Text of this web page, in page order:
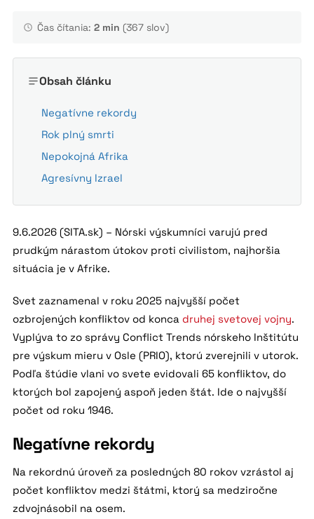
Čas čítania: 2 min (367 slov)
Obsah článku
Negatívne rekordy
Rok plný smrti
Nepokojná Afrika
Agresívny Izrael
9.6.2026 (SITA.sk) – Nórski výskumníci varujú pred
prudkým nárastom útokov proti civilistom, najhoršia
situácia je v Afrike.
Svet zaznamenal v roku 2025 najvyšší počet
ozbrojených konfliktov od konca druhej svetovej vojny.
Vyplýva to zo správy Conflict Trends nórskeho Inštitútu
pre výskum mieru v Osle (PRIO), ktorú zverejnili v utorok.
Podľa štúdie vlani vo svete evidovali 65 konfliktov, do
ktorých bol zapojený aspoň jeden štát. Ide o najvyšší
počet od roku 1946.
Negatívne rekordy
Na rekordnú úroveň za posledných 80 rokov vzrástol aj
počet konfliktov medzi štátmi, ktorý sa medziročne
zdvojnásobil na osem.